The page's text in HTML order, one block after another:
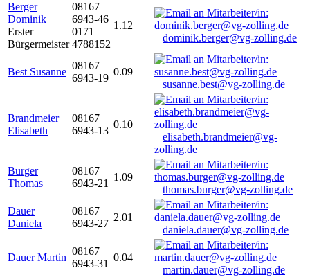
Berger
Dominik
Erster
Bürgermeister
08167
6943-46
0171
4788152
1.12
dominik.berger@vg-zolling.de
Best Susanne
08167
6943-19
0.09
susanne.best@vg-zolling.de
Brandmeier
Elisabeth
08167
6943-13
0.10
elisabeth.brandmeier@vg-
zolling.de
Burger
Thomas
08167
6943-21
1.09
thomas.burger@vg-zolling.de
Dauer
Daniela
08167
6943-27
2.01
daniela.dauer@vg-zolling.de
Dauer Martin
08167
6943-31
0.04
martin.dauer@vg-zolling.de